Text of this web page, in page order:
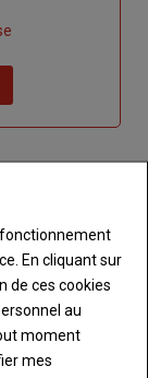
votre
de
En cliquant sur
de ces cookies
au
moment
mes